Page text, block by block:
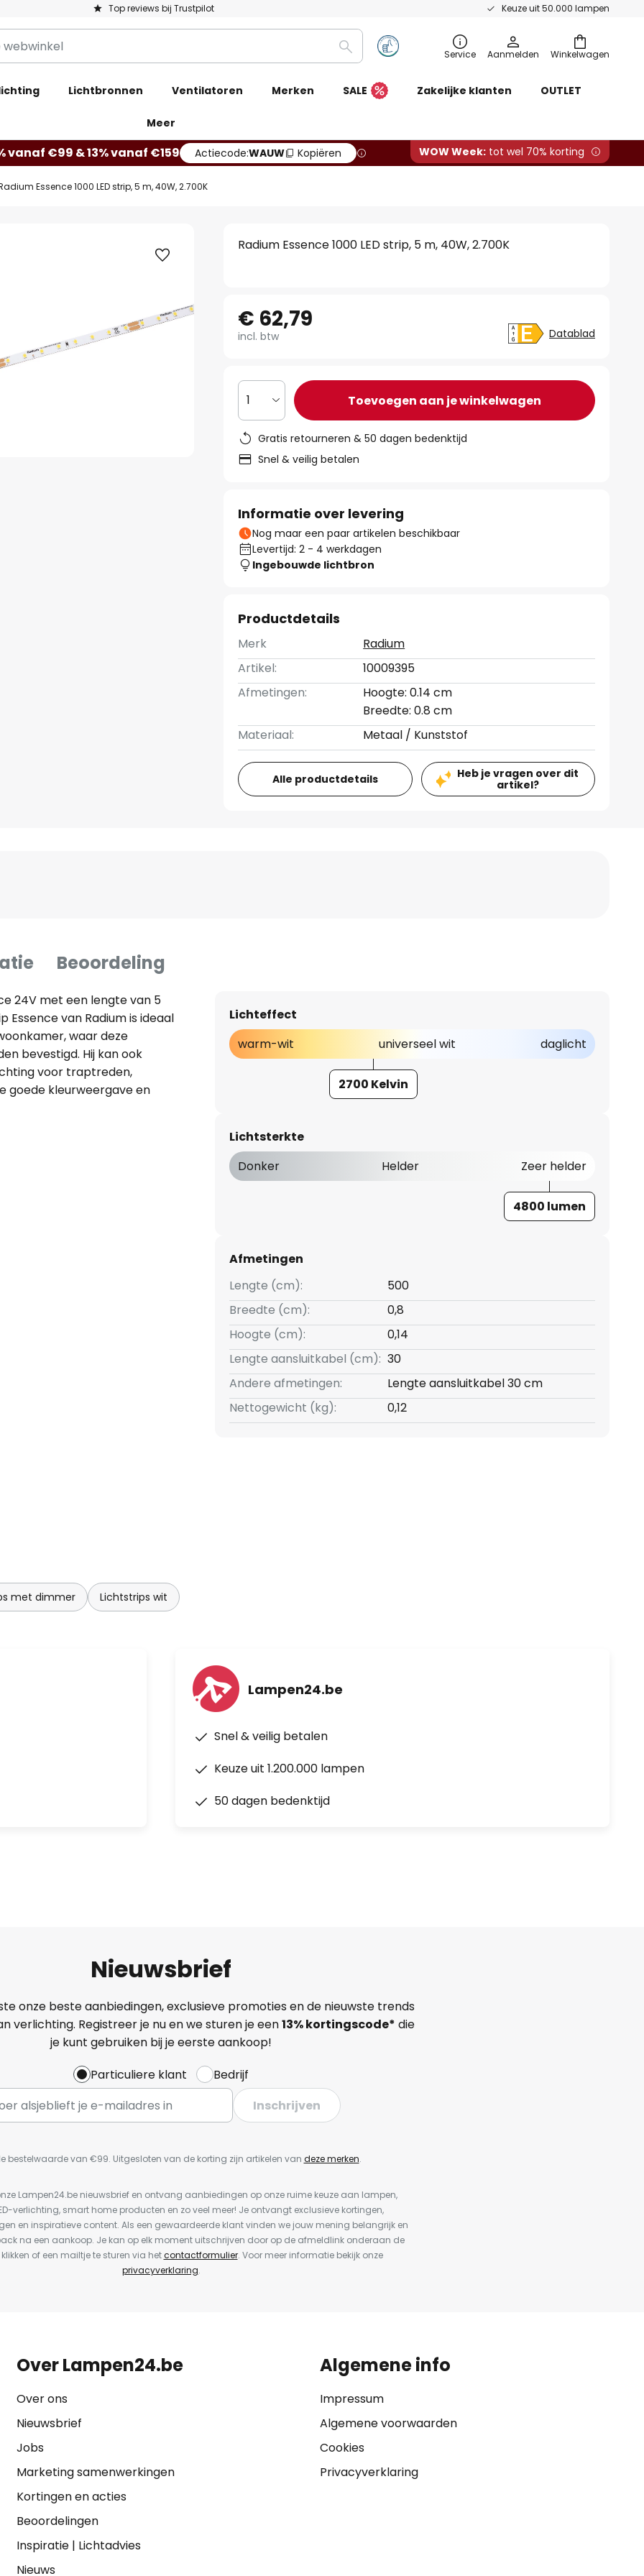
Top reviews bij Trustpilot Keuze uit 50.000 lampen
Winkelwagen
Zoeken Service Aanmelden
Lichtbronnen Ventilatoren Merken SALE Zakelijke klanten OUTLET
Meer
vanaf €99 & 13% vanaf €159 Actiecode:WAUW Kopiëren WOW Week: tot wel 70% korting
Essence 1000 LED strip, 5 m, 40W, 2.700K
Radium Essence 1000 LED strip, 5 m, 40W, 2.700K
€ 62,79
incl. btw Datablad
1 Toevoegen aan je winkelwagen
Gratis retourneren & 50 dagen bedenktijd
Snel & veilig betalen
Informatie over levering
Nog maar een paar artikelen beschikbaar
Levertijd: 2 - 4 werkdagen
Ingebouwde lichtbron
Productdetails
Merk
Radium
Artikel:
10009395
Afmetingen:
Hoogte: 0.14 cm
Breedte: 0.8 cm
Materiaal:
Metaal / Kunststof
Alle productdetails
Heb je vragen over dit
artikel?
Beoordeling
24V met een lengte van 5
Essence van Radium is ideaal
waar deze
bevestigd. Hij kan ook
voor traptreden,
goede kleurweergave en
natuurlijk, helder
lengte (kortste
Lichteffect
warm-wit
universeel wit daglicht
2700 Kelvin
Lichtsterkte
Donker
Helder Zeer helder
4800 lumen
Afmetingen
Lengte (cm):
500
Breedte (cm):
0,8
Hoogte (cm):
0,14
Lengte aansluitkabel (cm): 30
Andere afmetingen:
Lengte aansluitkabel 30 cm
Nettogewicht (kg):
0,12
met dimmer Lichtstrips wit
Lampen24.be
Snel & veilig betalen
Keuze uit 1.200.000 lampen
50 dagen bedenktijd
Nieuwsbrief
onze beste aanbiedingen, exclusieve promoties en de nieuwste trends
verlichting. Registreer je nu en we sturen je een13%kortingscode* die
je kunt gebruiken bij je eerste aankoop!
Particuliere klant
Bedrijf
Inschrijven
bestelwaarde van €99. Uitgesloten van de korting zijn artikelen van deze merken.
Lampen24.be nieuwsbrief en ontvang aanbiedingen op onze ruime keuze aan lampen,
verlichting, smart home producten en zo veel meer! Je ontvangt exclusieve kortingen,
en inspiratieve content. Als een gewaardeerde klant vinden we jouw mening belangrijk en
na een aankoop. Je kan op elk moment uitschrijven door op de afmeldlink onderaan de
of een mailtje te sturen via hetcontactformulier. Voor meer informatie bekijk onze
privacyverklaring.
Over Lampen24.be
Over ons
Nieuwsbrief
Jobs
Marketing samenwerkingen
Kortingen en acties
Beoordelingen
Inspiratie| Lichtadvies
Nieuws
Algemene info
Impressum
Algemene voorwaarden
Cookies
Privacyverklaring